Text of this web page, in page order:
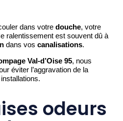
dans votre douche, votre
ralentissement est souvent dû à
dans vos canalisations.
Val-d’Oise 95, nous
éviter l’aggravation de la
odeurs